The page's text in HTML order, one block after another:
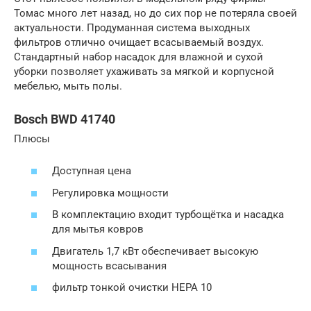
Томас много лет назад, но до сих пор не потеряла своей
актуальности. Продуманная система выходных
фильтров отлично очищает всасываемый воздух.
Стандартный набор насадок для влажной и сухой
уборки позволяет ухаживать за мягкой и корпусной
мебелью, мыть полы.
Bosch BWD 41740
Плюсы
Доступная цена
Регулировка мощности
В комплектацию входит турбощётка и насадка
для мытья ковров
Двигатель 1,7 кВт обеспечивает высокую
мощность всасывания
фильтр тонкой очистки НЕРА 10